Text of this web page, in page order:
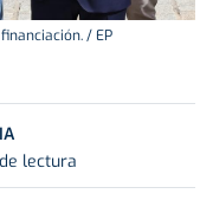
/ EP
lectura